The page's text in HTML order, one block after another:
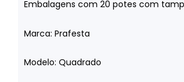
Embalagens com 20 potes com
Marca: Prafesta
Modelo: Quadrado